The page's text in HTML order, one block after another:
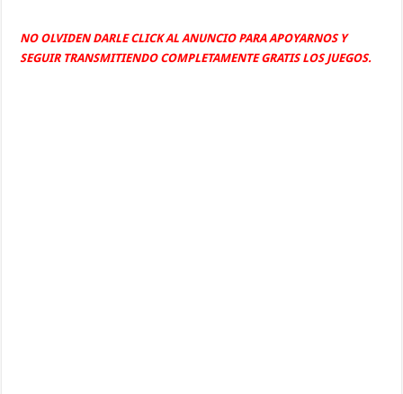
NO OLVIDEN DARLE CLICK AL ANUNCIO PARA APOYARNOS Y
SEGUIR TRANSMITIENDO COMPLETAMENTE GRATIS LOS JUEGOS.